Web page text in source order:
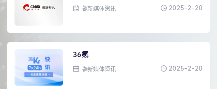
🎬新媒体资讯 2025-2-20
36氪
🎬新媒体资讯 2025-2-20